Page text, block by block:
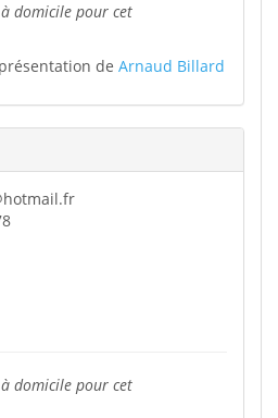
domicile pour cet
de Arnaud Billard
domicile pour cet